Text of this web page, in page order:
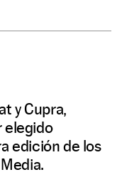
y Cupra,
elegido
edición de los